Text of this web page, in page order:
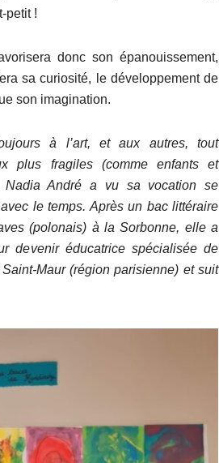
petit !
donc son épanouissement,
sa curiosité, le développement de
son imagination.
à l’art, et aux autres, tout
plus fragiles (comme enfants et
Nadia André a vu sa vocation se
le temps. Après un bac littéraire
(polonais) à la Sorbonne, elle a
devenir éducatrice spécialisée de
Maur (région parisienne) et suit